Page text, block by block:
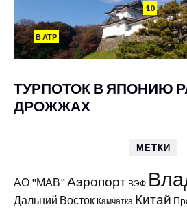
10
В АТР
ТУРПОТОК В ЯПОНИЮ
ДРОЖЖАХ
МЕТКИ
АО "МАВ"Аэропорт ВЭФ
Дальний Восток Камчатка Китай